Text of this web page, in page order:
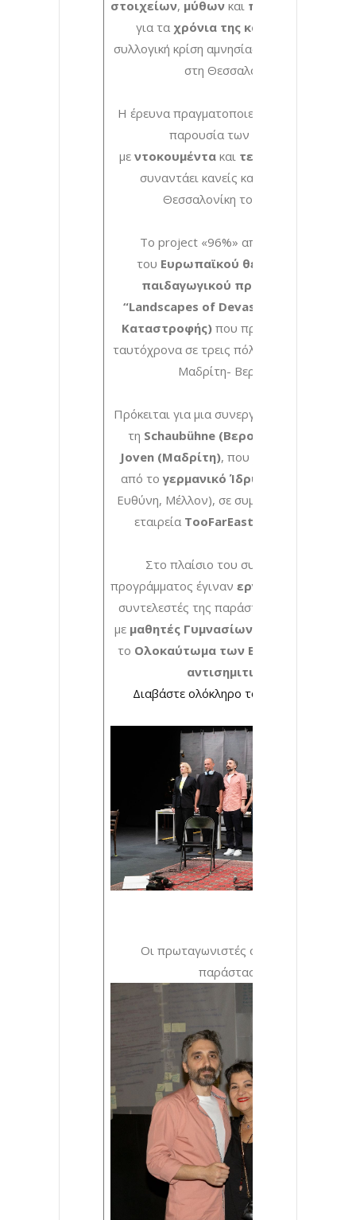
στοιχείων, μύθωνκαι προκαταλήψεων
για τα χρόνια της κατοχής
συλλογική κρίση αμνησίας που ακολούθησε
στη Θεσσαλονίκη.
Η έρευνα πραγματοποιείται
παρουσία των θεατών,
με ντοκουμέντακαι τεκμήρια
συναντάει κανείς καθημερινά στη
Θεσσαλονίκη του σήμερα.
Το project «96%» αποτελεί τμήμα
του Ευρωπαϊκού θεατρικού και
παιδαγωγικού προγράμματος
“Landscapes of Devastation”
Καταστροφής)που πραγματοποιήθηκε
ταυτόχρονα σε τρεις πόλεις: Θεσσαλονίκη-
Μαδρίτη- Βερολίνο.
Πρόκειται για μια συνεργασία του
τη Schaubühne (Βερολίνο)
Joven (Μαδρίτη), που χρηματοδοτείται
από τογερμανικό Ίδρυμα EVZ
Ευθύνη, Μέλλον), σε συμπαραγωγή με την
εταιρεία TooFarEast Productions.
Στο πλαίσιο του συγκεκριμένου
προγράμματος έγιναν εργαστήρια
συντελεστές της παράστασης συζήτησαν
με μαθητές Γυμνασίων και Λυκείων
το Ολοκαύτωμα των Εβραίων και τον
αντισημιτισμό.
Διαβάστε ολόκληρο το δελτίο Τύπου
Οι πρωταγωνιστές στο τέλος της
παράστασης